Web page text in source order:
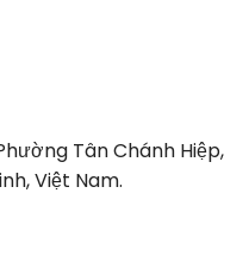
Tân Chánh Hiệp,
Việt Nam.